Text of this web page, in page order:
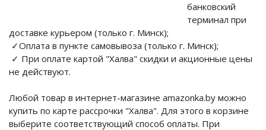
банковский
терминал при
доставке курьером (только г. Минск);
✓Оплата в пункте самовывоза (только г. Минск);
✓ При оплате картой "Халва" скидки и акционные цены
не действуют.
Любой товар в интернет-магазине amazonka.by можно
купить по карте рассрочки "Халва". Для этого в корзине
выберите соответствующий способ оплаты. При